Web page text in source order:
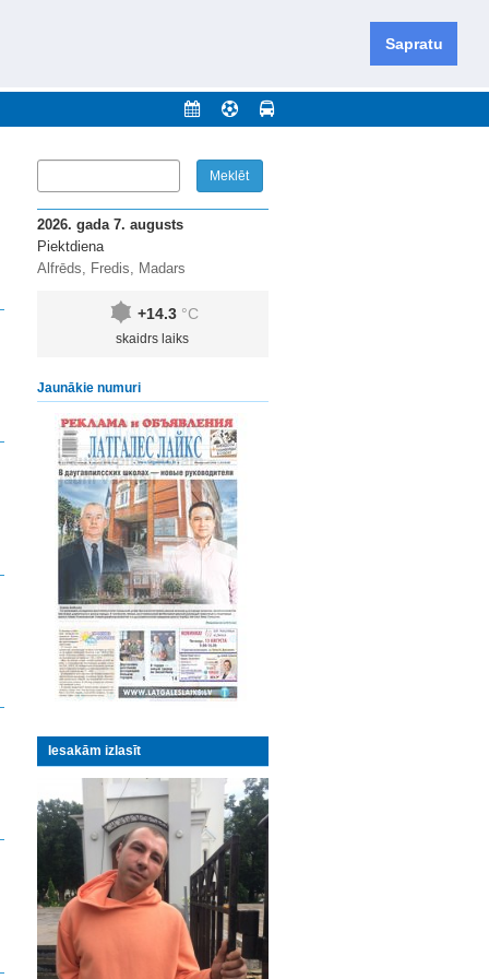
Sapratu
novadu un apkārtējos novadus un pilsētas.
2026. gada 7. augusts
Piektdiena
Alfrēds, Fredis, Madars
+14.3 °C
skaidrs laiks
Jaunākie numuri
Iesakām izlasīt